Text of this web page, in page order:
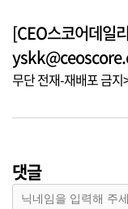
[CEO스코어데일
무단 전재-재배포 금
댓글